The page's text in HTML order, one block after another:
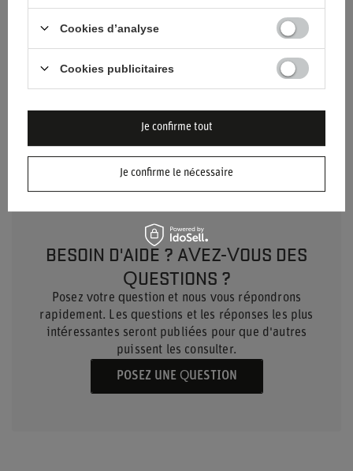
Matériel Acier
345 x 271 mm
BESOIN D'AIDE ? AVEZ-VOUS DES
QUESTIONS ?
Posez votre question et nous vous répondrons
rapidement. Les questions et les réponses les plus
intéressantes seront publiées pour que d'autres
puissent les consulter.
POSEZ UNE QUESTION
Cookies d’analyse
Cookies publicitaires
Je confirme le nécessaire
Je confirme tout